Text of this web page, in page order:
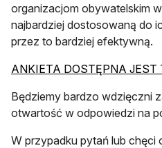
organizacjom obywatelskim
najbardziej dostosowaną do
przez to bardziej efektywną.
ANKIETA DOSTĘPNA JEST
Będziemy bardzo wdzięczni
otwartość w odpowiedzi na
W przypadku pytań lub chęci